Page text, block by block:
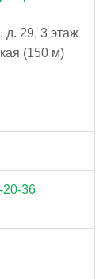
д. 29, 3 этаж
(150 м)
20-36